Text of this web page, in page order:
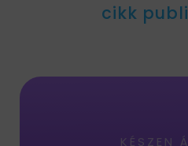
cikk
KÉSZEN